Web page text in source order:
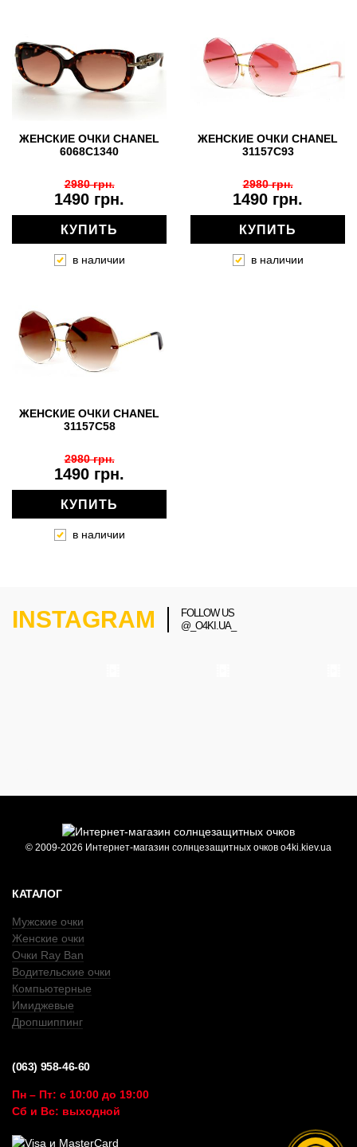
ЖЕНСКИЕ ОЧКИ CHANEL
6068C1340
1490 грн.
2980 грн.
КУПИТЬ
в наличии
ЖЕНСКИЕ ОЧКИ CHANEL
31157С93
1490 грн.
2980 грн.
КУПИТЬ
в наличии
ЖЕНСКИЕ ОЧКИ CHANEL
31157C58
1490 грн.
2980 грн.
КУПИТЬ
в наличии
INSTAGRAM
FOLLOW US
@_O4KI.UA_
© 2009-2026 Интернет-магазин солнцезащитных очков o4ki.kiev.ua
КАТАЛОГ
Мужские очки
Женские очки
Очки Ray Ban
Водительские очки
Компьютерные
Имиджевые
Дропшиппинг
(063) 958-46-60
Пн – Пт: с 10:00 до 19:00
Сб и Вс: выходной